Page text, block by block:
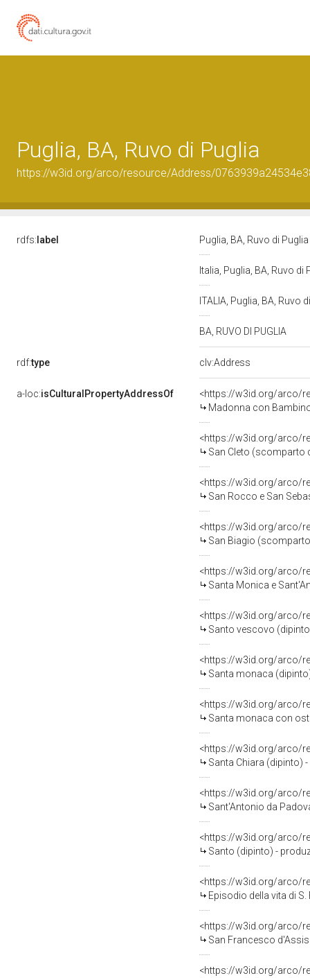
Puglia, BA, Ruvo di Puglia
https://w3id.org/arco/resource/Address/
rdfs: label Puglia, BA, Ruvo di Puglia
Italia, Puglia, BA, Ruvo di
ITALIA, Puglia, BA, Ruvo
BA, RUVO DI PUGLIA
rdf:type clv:Address
a-loc:isCulturalPropertyAddressOf
<https://w3id.org/arco/
Madonna con Bambino in
<https://w3id.org/arco/
San Cleto (scomparto
<https://w3id.org/arco/
San Rocco e San
<https://w3id.org/arco/
San Biagio
<https://w3id.org/arco/
Santa Monica e
<https://w3id.org/arco/
Santo vescovo
<https://w3id.org/arco/
Santa monaca
<https://w3id.org/arco/
Santa monaca con
<https://w3id.org/arco/
Santa Chiara (dipinto)
<https://w3id.org/arco/
Sant'Antonio da
<https://w3id.org/arco/
Santo (dipinto) -
<https://w3id.org/arco/
Episodio della vita di
<https://w3id.org/arco/
San Francesco
<https://w3id.org/arco/